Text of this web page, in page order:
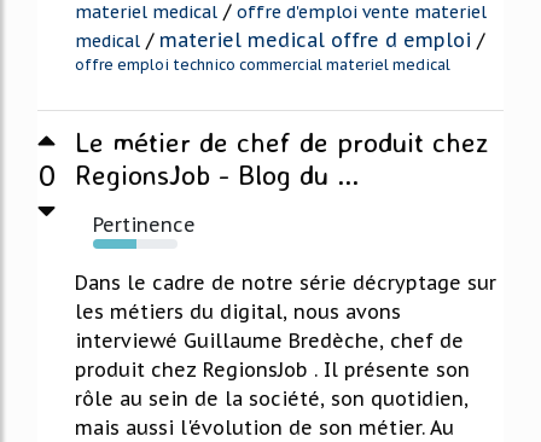
materiel medical / offre d'emploi vente materiel
medical / materiel medical offre d emploi /
offre emploi technico commercial materiel medical
0
Le métier de chef de produit chez
RegionsJob - Blog du ...
Pertinence
52%
Dans le cadre de notre série décryptage sur
les métiers du digital, nous avons
interviewé Guillaume Bredèche, chef de
produit chez RegionsJob . Il présente son
rôle au sein de la société, son quotidien,
mais aussi l'évolution de son métier. Au